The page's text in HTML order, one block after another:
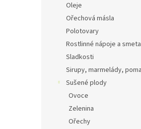
Oleje
Ořechová másla
Polotovary
Rostlinné nápoje a
Sladkosti
Sirupy, marmelády,
Sušené plody
Ovoce
Zelenina
Ořechy